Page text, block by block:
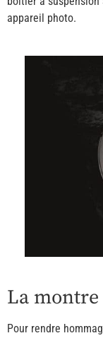
appareil photo.
La montre
Pour rendre